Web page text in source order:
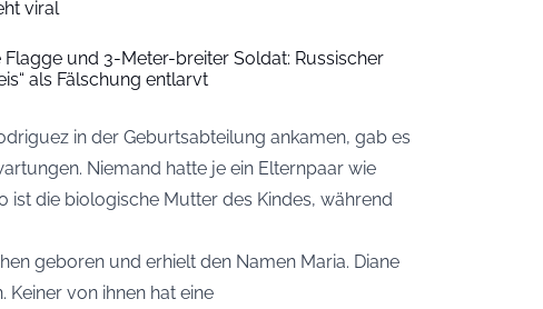
viral
und 3-Meter-breiter Soldat: Russischer
als Fälschung entlarvt
in der Geburtsabteilung ankamen, gab es
Niemand hatte je ein Elternpaar wie
ist die biologische Mutter des Kindes, während
geboren und erhielt den Namen Maria. Diane
von ihnen hat eine